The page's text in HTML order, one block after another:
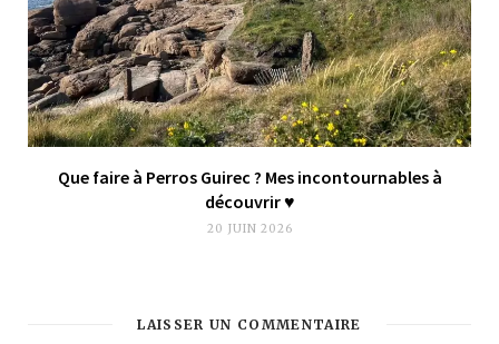
Que faire à Perros Guirec ? Mes incontournables à
découvrir ♥︎
20 JUIN 2026
LAISSER UN COMMENTAIRE